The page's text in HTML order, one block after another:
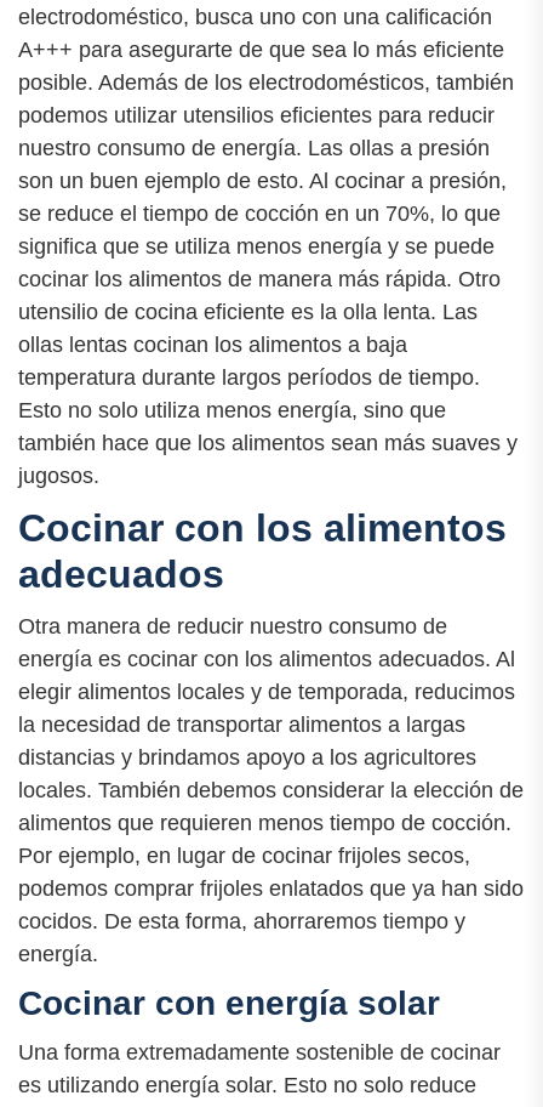
electrodoméstico, busca uno con una calificación
A+++ para asegurarte de que sea lo más eficiente
posible. Además de los electrodomésticos, también
podemos utilizar utensilios eficientes para reducir
nuestro consumo de energía. Las ollas a presión
son un buen ejemplo de esto. Al cocinar a presión,
se reduce el tiempo de cocción en un 70%, lo que
significa que se utiliza menos energía y se puede
cocinar los alimentos de manera más rápida. Otro
utensilio de cocina eficiente es la olla lenta. Las
ollas lentas cocinan los alimentos a baja
temperatura durante largos períodos de tiempo.
Esto no solo utiliza menos energía, sino que
también hace que los alimentos sean más suaves y
jugosos.
Cocinar con los alimentos
adecuados
Otra manera de reducir nuestro consumo de
energía es cocinar con los alimentos adecuados. Al
elegir alimentos locales y de temporada, reducimos
la necesidad de transportar alimentos a largas
distancias y brindamos apoyo a los agricultores
locales. También debemos considerar la elección de
alimentos que requieren menos tiempo de cocción.
Por ejemplo, en lugar de cocinar frijoles secos,
podemos comprar frijoles enlatados que ya han sido
cocidos. De esta forma, ahorraremos tiempo y
energía.
Cocinar con energía solar
Una forma extremadamente sostenible de cocinar
es utilizando energía solar. Esto no solo reduce